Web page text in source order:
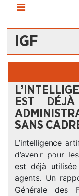
IGF
EST
SANS
L’intelligence
d’avenir pour
est déjà
agents. Un
Générale des